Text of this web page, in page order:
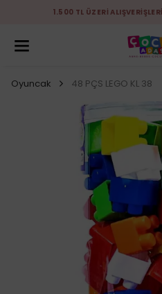
1.500 TL ÜZERİ
Oyuncak 48 PÇS LEGO KL 38